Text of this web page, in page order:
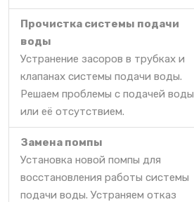
Прочистка системы подачи
воды
Устранение засоров в трубках и
клапанах системы подачи воды.
Решаем проблемы с подачей воды
или её отсутствием.
Замена помпы
Установка новой помпы для
восстановления работы системы
подачи воды. Устраняем отказ